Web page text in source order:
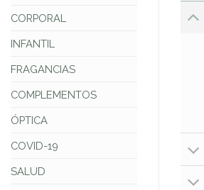
CORPORAL
INFANTIL
FRAGANCIAS
COMPLEMENTOS
ÓPTICA
COVID-19
SALUD